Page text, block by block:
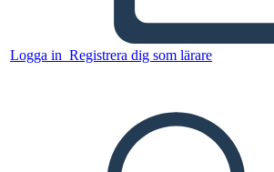
Logga in Registrera dig som lärare
Kopiera denna storyboard
SPELA UPP BILDSPEL
LÄS FÖR MIG